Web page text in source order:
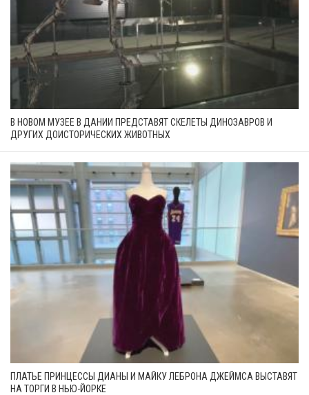
В НОВОМ МУЗЕЕ В ДАНИИ ПРЕДСТАВЯТ СКЕЛЕТЫ ДИНОЗАВРОВ И
ДРУГИХ ДОИСТОРИЧЕСКИХ ЖИВОТНЫХ
ПЛАТЬЕ ПРИНЦЕССЫ ДИАНЫ И МАЙКУ ЛЕБРОНА ДЖЕЙМСА ВЫСТАВЯТ
НА ТОРГИ В НЬЮ-ЙОРКЕ